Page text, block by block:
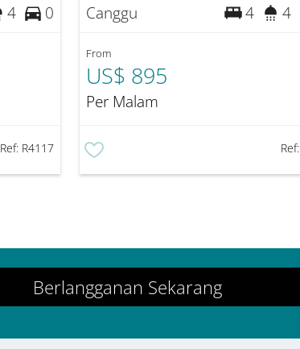
4 0
Ref: R4117
Canggu 4 4
From
US$ 895
Per Malam
Ref:
Berlangganan Sekarang